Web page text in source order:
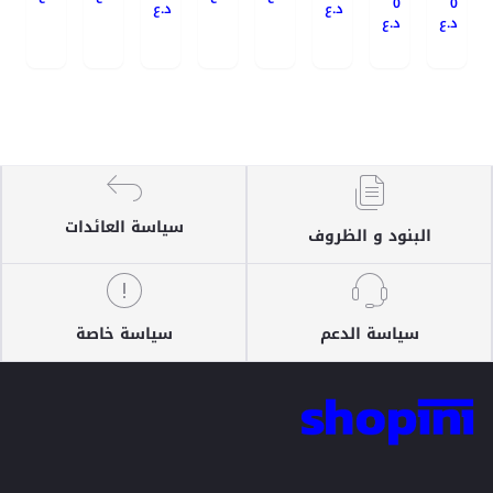
د.ع
د.ع
د.ع
د.ع
البنود و الظروف سياسة العائدات
سياسة الدعم سياسة خاصة